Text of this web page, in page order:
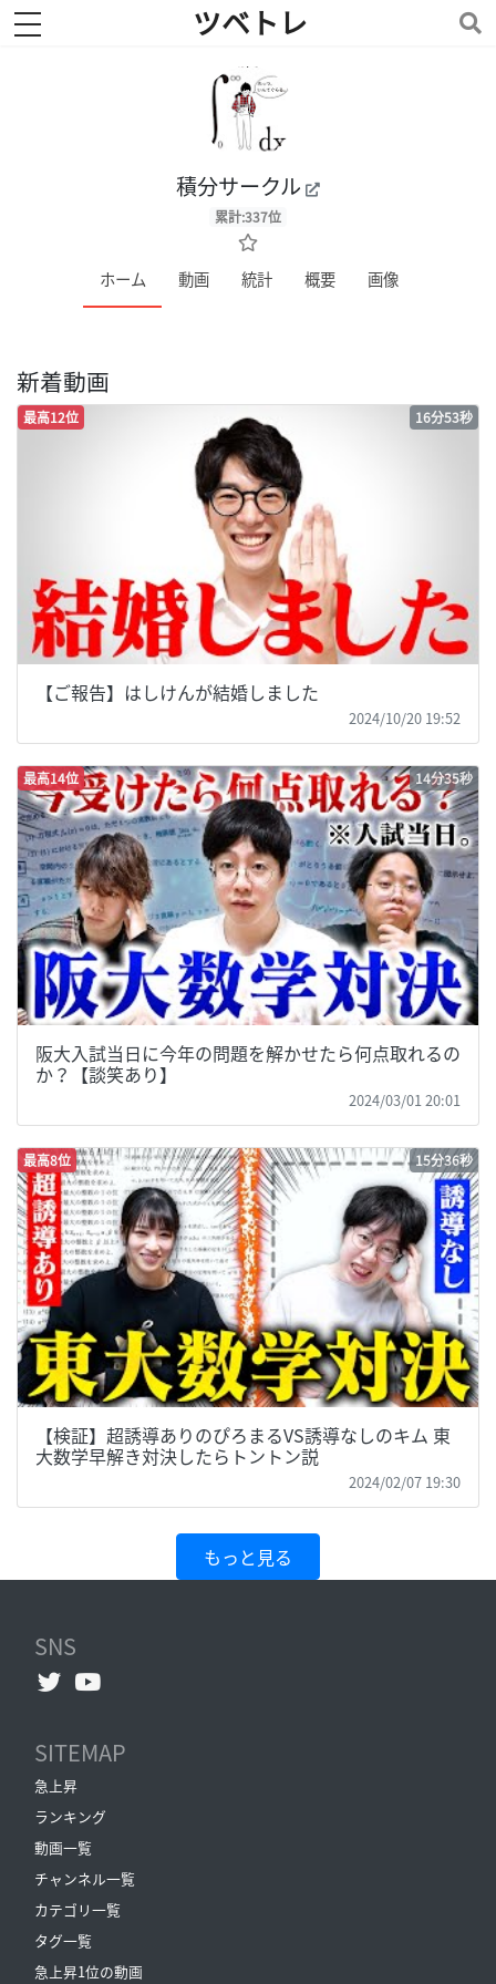
toggle navigation ツベトレ
積分サークル
累計:337位
ホーム 動画 統計 概要 画像
新着動画
最高12位 16分53秒
【ご報告】はしけんが結婚しました
2024/10/20 19:52
最高14位 14分35秒
阪大入試当日に今年の問題を解かせたら何点取れるの
か？【談笑あり】
2024/03/01 20:01
最高8位 15分36秒
【検証】超誘導ありのぴろまるVS誘導なしのキム 東
大数学早解き対決したらトントン説
2024/02/07 19:30
もっと見る
SNS
SITEMAP
急上昇
ランキング
動画一覧
チャンネル一覧
カテゴリ一覧
タグ一覧
急上昇1位の動画